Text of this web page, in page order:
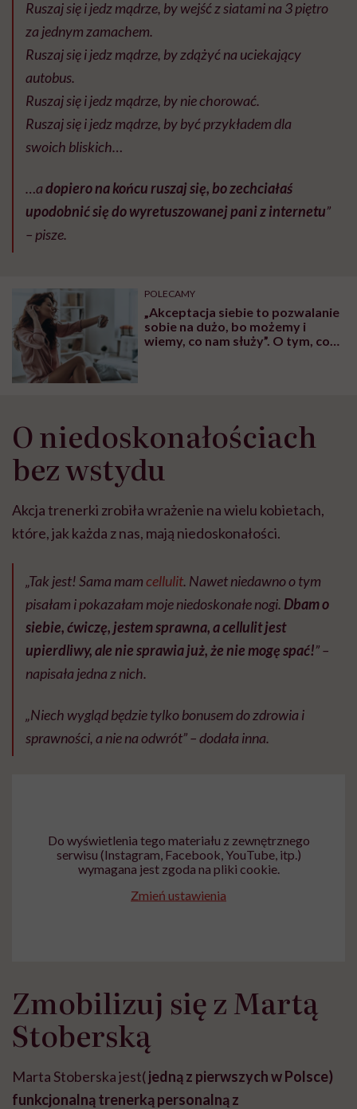
Ruszaj się i jedz mądrze, by wejść z siatami na 3 piętro
za jednym zamachem.
Ruszaj się i jedz mądrze, by zdążyć na uciekający
autobus.
Ruszaj się i jedz mądrze, by nie chorować.
Ruszaj się i jedz mądrze, by być przykładem dla
swoich bliskich…
…adopiero na końcu ruszaj się, bo zechciałaś
upodobnić się do wyretuszowanej pani z internetu”
– pisze.
POLECAMY
„Akceptacja siebie to pozwalanie
sobie na dużo, bo możemy i
wiemy, co nam służy”. O tym, co
O niedoskonałościach
bez wstydu
Akcja trenerki zrobiła wrażenie na wielu kobietach,
które, jak każda z nas, mają niedoskonałości.
„Tak jest! Sama mamcellulit. Nawet niedawno o tym
pisałam i pokazałam moje niedoskonałe nogi. Dbam o
siebie, ćwiczę, jestem sprawna, a cellulit jest
upierdliwy, ale nie sprawia już, że nie mogę spać!” –
napisała jedna z nich.
„Niech wygląd będzie tylko bonusem do zdrowia i
sprawności, a nie na odwrót” – dodała inna.
Do wyświetlenia tego materiału z zewnętrznego
serwisu (Instagram, Facebook, YouTube, itp.)
wymagana jest zgoda na pliki cookie.
Zmień ustawienia
Zmobilizuj się z Martą
Stoberską
Marta Stoberska jest(jedną z pierwszych w Polsce)
funkcjonalną trenerką personalną z